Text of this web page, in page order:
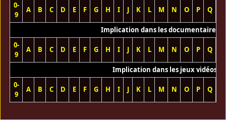
0-
9
A B C D E F G H I J K L M N O P Q
Implication dans les documentaires
0-
9
A B C D E F G H I J K L M N O P Q
Implication dans les jeux vidéos
0-
9
A B C D E F G H I J K L M N O P Q